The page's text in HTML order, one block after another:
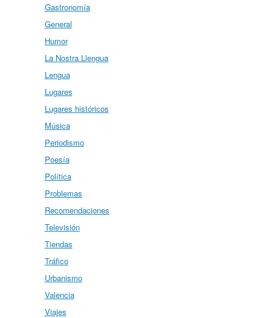
Gastronomía
General
Humor
La Nostra Llengua
Lengua
Lugares
Lugares históricos
Música
Periodismo
Poesía
Política
Problemas
Recomendaciones
Televisión
Tiendas
Tráfico
Urbanismo
Valencia
Viajes